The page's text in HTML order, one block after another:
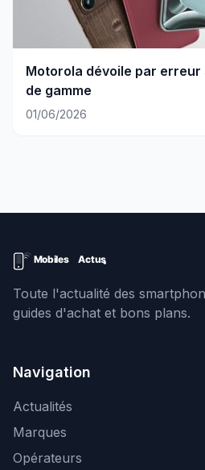
Motorola dévoile par erreur
de gamme
01/06/2026
Toute l'actualité des
guides d'achat et bons plans.
Navigation
Actualités
Marques
Opérateurs